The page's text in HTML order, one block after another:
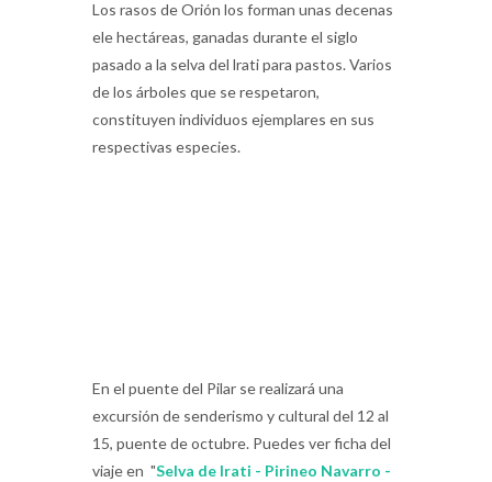
Los rasos de Orión los forman unas decenas
ele hectáreas, ganadas durante el siglo
pasado a la selva del lrati para pastos. Varios
de los árboles que se respetaron,
constituyen individuos ejemplares en sus
respectivas especies.
En el puente del Pilar se realizará una
excursión de senderismo y cultural del 12 al
15, puente de octubre. Puedes ver ficha del
viaje en "Selva de Irati - Pirineo Navarro -